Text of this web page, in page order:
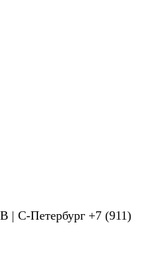
С-Петербург +7 (911)